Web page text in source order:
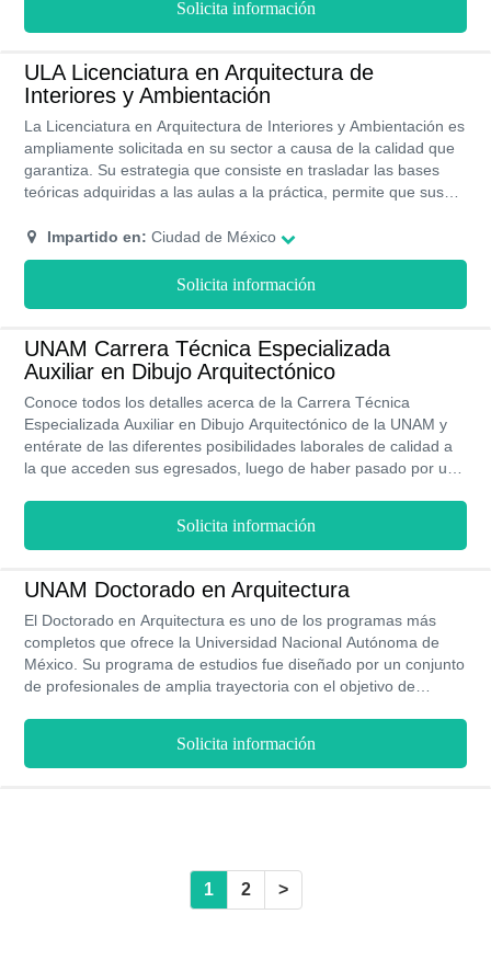
creadora. La Universidad Latinoamericana se esmera en crear
aprovechar al máximo de toda la experiencia universitaria.
Solicita información
ULA Licenciatura en Arquitectura de
Interiores y Ambientación
La Licenciatura en Arquitectura de Interiores y Ambientación es
ampliamente solicitada en su sector a causa de la calidad que
garantiza. Su estrategia que consiste en trasladar las bases
teóricas adquiridas a las aulas a la práctica, permite que sus
que se presentan en la actualidad, ya que desde la universidad
se les prepara para desenvolverse con soltura en estos
entornos. Además se fomenta la capacidad creadora de los
universitarios que se impulsa a través de un sistema moderno
e innovadoras.
Impartido en: Ciudad de México
Solicita información
UNAM Carrera Técnica Especializada
Auxiliar en Dibujo Arquitectónico
Conoce todos los detalles acerca de la Carrera Técnica
Especializada Auxiliar en Dibujo Arquitectónico de la UNAM y
entérate de las diferentes posibilidades laborales de calidad a
la que acceden sus egresados, luego de haber pasado por un
año tendrás tu título y podrás aspirar a un sueldo mensual
aproximado de $8,000 MXN
Solicita información
UNAM Doctorado en Arquitectura
El Doctorado en Arquitectura es uno de los programas más
completos que ofrece la Universidad Nacional Autónoma de
México. Su programa de estudios fue diseñado por un conjunto
de profesionales de amplia trayectoria con el objetivo de
en la modalidad presencial y tiene una duración mínima de 4
años (8 semestres).
Solicita información
1 2 >